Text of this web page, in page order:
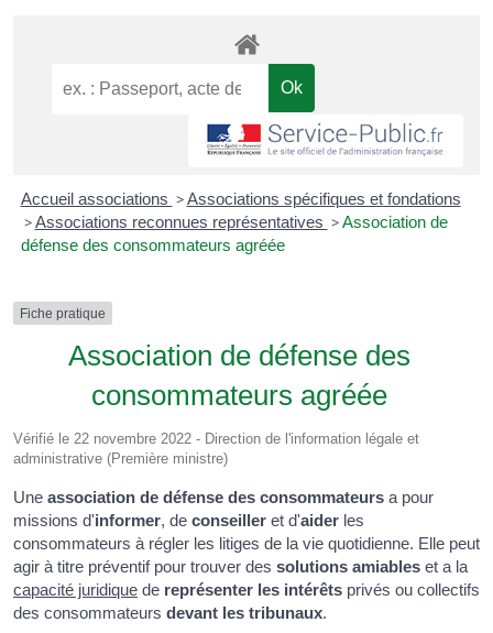
Accueil associations > Associations spécifiques et fondations
> Associations reconnues représentatives > Association de
défense des consommateurs agréée
Fiche pratique
Association de défense des
consommateurs agréée
Vérifié le 22 novembre 2022 - Direction de l'information légale et
administrative (Première ministre)
Une association de défense des consommateurs a pour
missions d'informer, de conseiller et d'aider les
consommateurs à régler les litiges de la vie quotidienne. Elle peut
agir à titre préventif pour trouver des solutions amiables et a la
capacité juridique de représenter les intérêts privés ou collectifs
des consommateurs devant les tribunaux.